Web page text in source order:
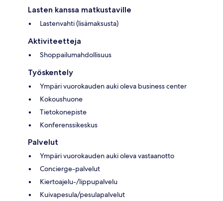
Lasten kanssa matkustaville
Lastenvahti (lisämaksusta)
Aktiviteetteja
Shoppailumahdollisuus
Työskentely
Ympäri vuorokauden auki oleva business center
Kokoushuone
Tietokonepiste
Konferenssikeskus
Palvelut
Ympäri vuorokauden auki oleva vastaanotto
Concierge-palvelut
Kiertoajelu-/lippupalvelu
Kuivapesula/pesulapalvelut